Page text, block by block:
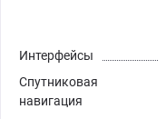
Интерфейсы
Спутниковая
навигация